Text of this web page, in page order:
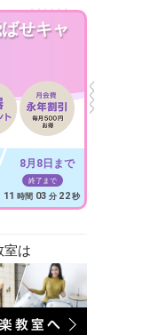
せキャ
8月8日まで
終了まで
11 時間 03 分 21 秒
室は